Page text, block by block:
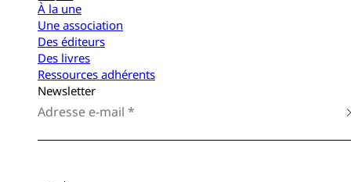
À la une
Une association
Des éditeurs
Des livres
Ressources adhérents
Newsletter